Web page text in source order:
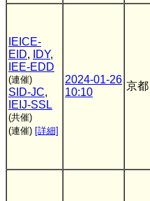
IEICE-
EID, IDY,
IEE-EDD
(連催)
SID-JC,
IEIJ-SSL
(共催)
(連催) [詳細]
2024-01-26
10:10
京都